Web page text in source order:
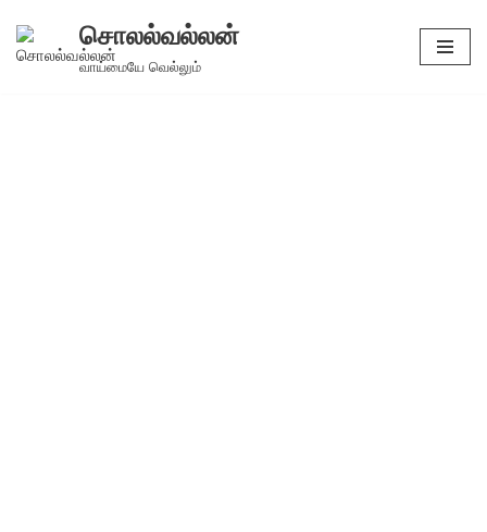
Skip
சொலல்வல்லன்
வாய்மையே வெல்லும்